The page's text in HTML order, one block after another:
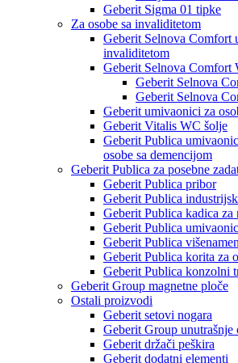
Geberit Sigma 01 tipke
Za osobe sa invaliditetom
Geberit Selnova Comfort
invaliditetom
Geberit Selnova Comfort
Geberit Selnova
Geberit Selnova
Geberit umivaonici za
Geberit Vitalis WC šolje
Geberit Publica
osobe sa demencijom
Geberit Publica za posebne
Geberit Publica pribor
Geberit Publica
Geberit Publica kadica za
Geberit Publica
Geberit Publica
Geberit Publica korita za
Geberit Publica konzolni
Geberit Group magnetne ploče
Ostali proizvodi
Geberit setovi nogara
Geberit Group unutrašnje
Geberit držači peškira
Geberit dodatni elementi